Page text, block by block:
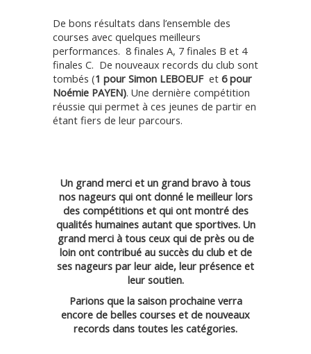
De bons résultats dans l’ensemble des
courses avec quelques meilleurs
performances. 8 finales A, 7 finales B et 4
finales C. De nouveaux records du club sont
tombés (1 pour Simon LEBOEUFet 6 pour
Noémie PAYEN). Une dernière compétition
réussie qui permet à ces jeunes de partir en
étant fiers de leur parcours.
Un grand merci et un grand bravo à tous
nos nageurs qui ont donné le meilleur lors
des compétitions et qui ont montré des
qualités humaines autant que sportives. Un
grand merci à tous ceux qui de près ou de
loin ont contribué au succès du club et de
ses nageurs par leur aide, leur présence et
leur soutien.
Parions que la saison prochaine verra
encore de belles courses et de nouveaux
records dans toutes les catégories.